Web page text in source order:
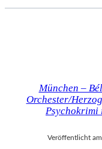
München –
Orchester/
Psychokrimi
Veröffentlicht